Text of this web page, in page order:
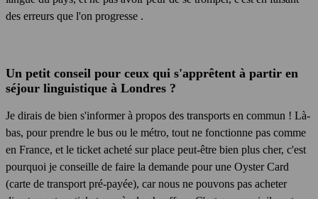
des erreurs que l'on progresse .
Un petit conseil pour ceux qui s'apprêtent à partir en
séjour linguistique à Londres ?
Je dirais de bien s'informer à propos des transports en commun ! Là-
bas, pour prendre le bus ou le métro, tout ne fonctionne pas comme
en France, et le ticket acheté sur place peut-être bien plus cher, c'est
pourquoi je conseille de faire la demande pour une Oyster Card
(carte de transport pré-payée), car nous ne pouvons pas acheter